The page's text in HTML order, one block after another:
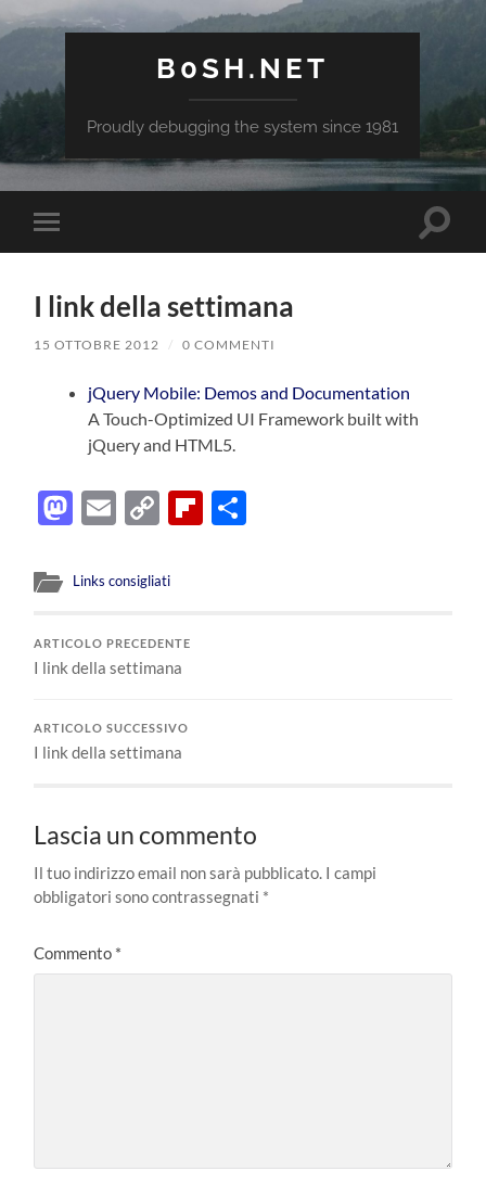
B0SH.NET
Proudly debugging the system since 1981
Attiva/disattiva
il
sui
dispositivi
I link della settimana
15 OTTOBRE 2012 / 0 COMMENTI
jQuery Mobile: Demos and Documentation
A Touch-Optimized UI Framework built with
jQuery and HTML5.
Mastodon
EmailCopyFlipboard
Links consigliati
ARTICOLO PRECEDENTE
I link della settimana
ARTICOLO SUCCESSIVO
I link della settimana
Lascia un commento
Il tuo indirizzo email non sarà pubblicato. I campi
obbligatori sono contrassegnati *
Commento *